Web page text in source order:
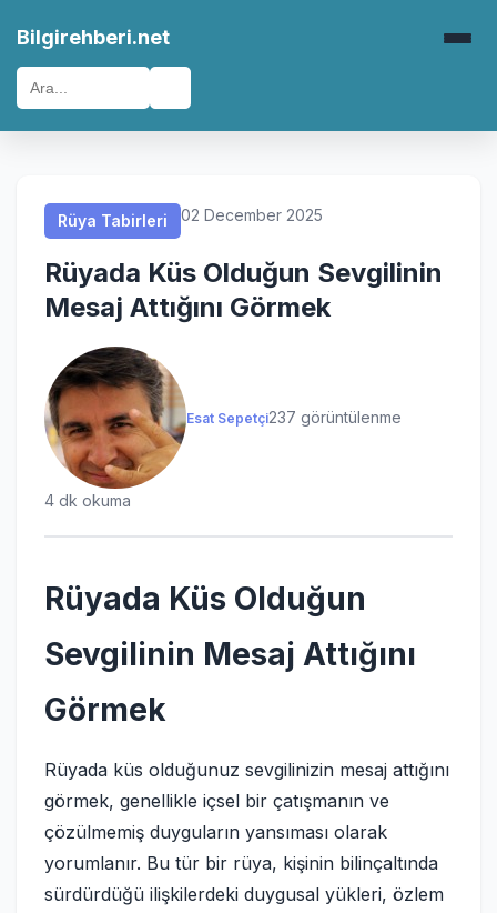
Bilgirehberi.net
Rüya Tabirleri 02 December 2025
Rüyada Küs Olduğun Sevgilinin
Mesaj Attığını Görmek
Esat Sepetçi237 görüntülenme
4 dk okuma
Rüyada Küs Olduğun
Sevgilinin Mesaj Attığını
Görmek
Rüyada küs olduğunuz sevgilinizin mesaj attığını
görmek, genellikle içsel bir çatışmanın ve
çözülmemiş duyguların yansıması olarak
yorumlanır. Bu tür bir rüya, kişinin bilinçaltında
sürdürdüğü ilişkilerdeki duygusal yükleri, özlem
Rüya Tabirleri
Rüya Tabirleri
Rüya Tabirleri
Rüya Tabirleri